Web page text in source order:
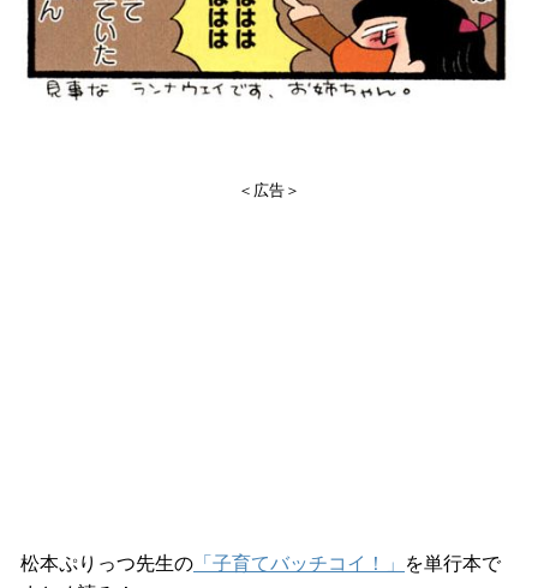
＜広告＞
松本ぷりっつ先生の 「子育てバッチコイ！」 を単行本で